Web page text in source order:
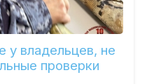
у владельцев, не
проверки